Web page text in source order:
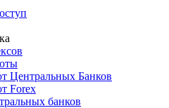
Центральных Банков
Forex
банков